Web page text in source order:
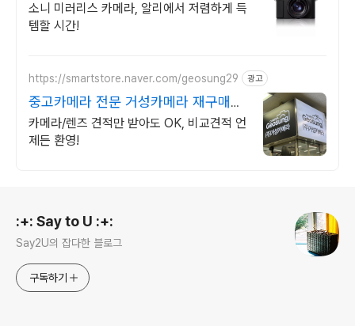
소니 미러리스 카메라, 알리에서 저렴하게 득
템할 시간!
https://smartstore.naver.com/geosung29 광고
중고카메라 전문 거성카메라 재구매율
높은 매장!
카메라/렌즈 견적만 받아도 OK, 비교견적 언
제든 환영!
:+: Say to U :+:
Say2U의 잡다한 블로그
구독하기